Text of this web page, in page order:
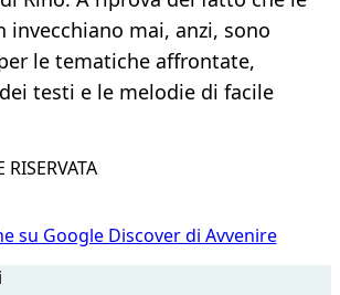
invecchiano mai, anzi, sono
le tematiche affrontate,
testi e le melodie di facile
su Google Discover di Avvenire